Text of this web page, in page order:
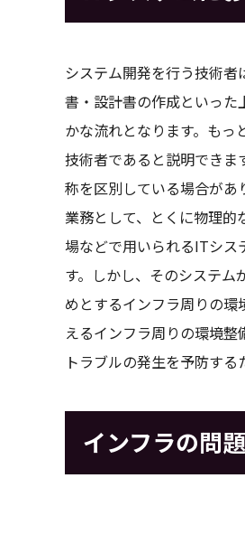
システム開発を行う技術
書・設計書の作成といった
かな流れとなります。もっ
技術者であると説明できま
称を区別している場合が
業務として、とくに物理
場などで用いられるITシス
す。しかし、そのシステ
めとするインフラ周りの
えるインフラ周りの環境
トラブルの発生を予防する
インフラの問